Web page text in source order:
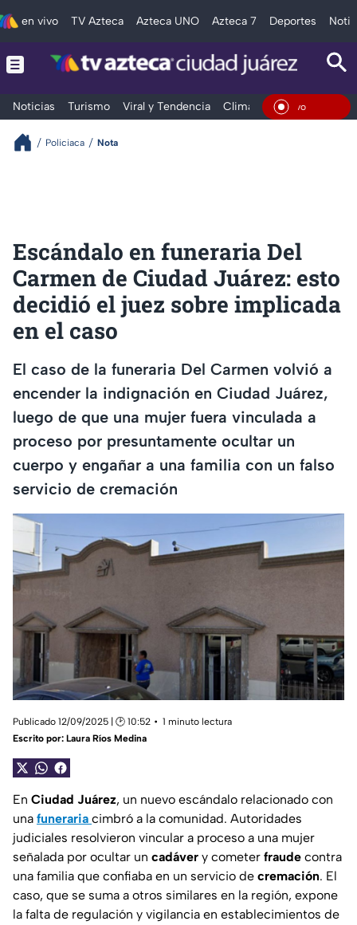
en vivo TV Azteca Azteca UNO Azteca 7 Deportes
Noticias Turismo Viral y Tendencia Clima Deportes En Vivo
Policiaca Nota
Escándalo en funeraria Del
Carmen de Ciudad Juárez: esto
decidió el juez sobre implicada
en el caso
El caso de la funeraria Del Carmen volvió a
encender la indignación en Ciudad Juárez,
luego de que una mujer fuera vinculada a
proceso por presuntamente ocultar un
cuerpo y engañar a una familia con un falso
servicio de cremación
Publicado 12/09/2025 | 🕑 10:52
1 minuto lectura
Escrito por: Laura Ríos Medina
En Ciudad Juárez, un nuevo escándalo relacionado con
una funeraria cimbró a la comunidad. Autoridades
judiciales resolvieron vincular a proceso a una mujer
señalada por ocultar un cadáver y cometer fraude contra
una familia que confiaba en un servicio de cremación. El
caso, que se suma a otros similares en la región, expone
la falta de regulación y vigilancia en establecimientos de